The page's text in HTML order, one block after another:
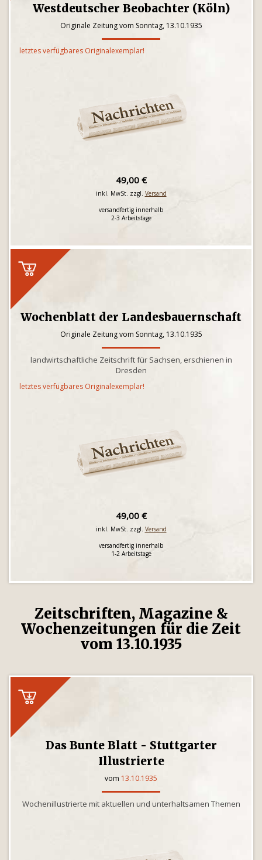
Westdeutscher Beobachter (Köln)
Originale Zeitung vom Sonntag, 13.10.1935
letztes verfügbares Originalexemplar!
49,00 €
inkl. MwSt. zzgl. Versand
versandfertig innerhalb
2-3 Arbeitstage
Wochenblatt der Landesbauernschaft
Originale Zeitung vom Sonntag, 13.10.1935
landwirtschaftliche Zeitschrift für Sachsen, erschienen in
Dresden
letztes verfügbares Originalexemplar!
49,00 €
inkl. MwSt. zzgl. Versand
versandfertig innerhalb
1-2 Arbeitstage
Zeitschriften, Magazine &
Wochenzeitungen für die Zeit
vom 13.10.1935
Das Bunte Blatt - Stuttgarter
Illustrierte
vom 13.10.1935
Wochenillustrierte mit aktuellen und unterhaltsamen Themen